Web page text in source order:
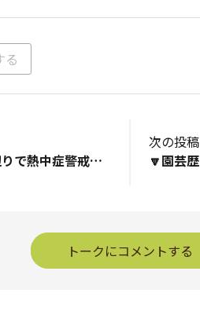
る
暑い🥵暑い🥵🌞⚡⚡も土日辺りで熱中症警戒アラートの終焉を迎えそうだよね😅 日が落ちる🌇時間も、知らない内に早くなり、何となく秋の感じる風🍃を、箱庭のピーマン族が感じ始めて来ました👌 ぴのパパが購入した、メロン以外のらくなりシリーズで、生き残ってるのが😂💦💦、 優等生のらくなりイチゴ🍓 それとらくなり万能ピーマン🫑です。 🫑は猛暑🥵の影響で、これなんの病気😖って言うほど、葉っぱが巻き巻き‪ꔛ‬🌀😵‍💫してたけど、 やっと秋を少し感じてきたらしく、その先から新芽が伸びて、つぼみを出来てきました👍 １１月迄、青椒肉絲が出来るくらい収穫したいね～～ 新芽の下に🌀🌀の葉っぱが見えます👀
次の投稿
トークにコメントする